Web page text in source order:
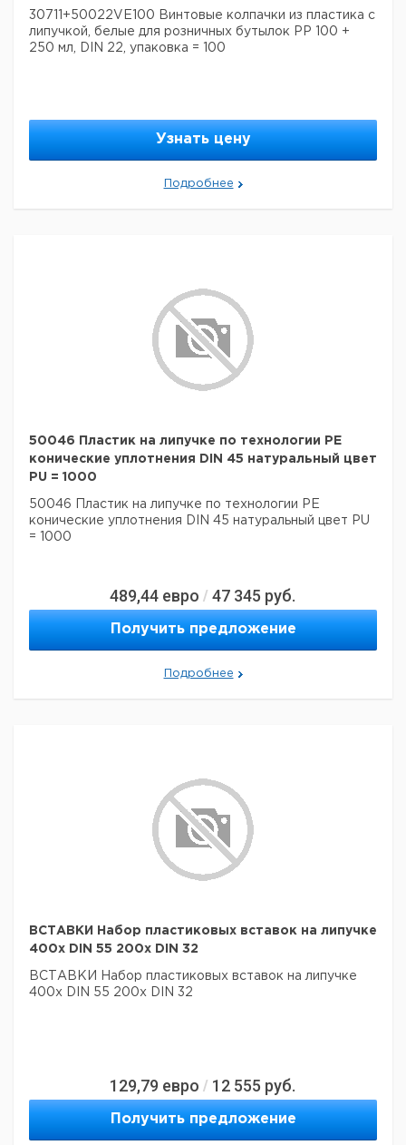
30711+50022VE100 Винтовые колпачки из пластика с
липучкой, белые для розничных бутылок PP 100 +
250 мл, DIN 22, упаковка = 100
Узнать цену
Подробнее
50046 Пластик на липучке по технологии PE
конические уплотнения DIN 45 натуральный цвет
PU = 1000
50046 Пластик на липучке по технологии PE
конические уплотнения DIN 45 натуральный цвет PU
= 1000
489,44 евро / 47 345 руб.
Получить предложение
Подробнее
ВСТАВКИ Набор пластиковых вставок на липучке
400x DIN 55 200x DIN 32
ВСТАВКИ Набор пластиковых вставок на липучке
400x DIN 55 200x DIN 32
129,79 евро / 12 555 руб.
Получить предложение